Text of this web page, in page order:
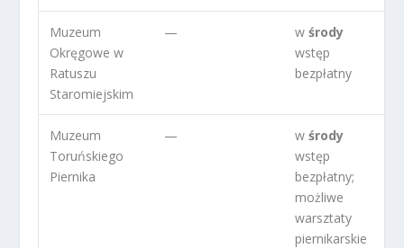
Muzeum
Okręgowe w
Ratuszu
Staromiejskim
— wśrody
wstęp
bezpłatny
Muzeum
Toruńskiego
Piernika
— wśrody
wstęp
bezpłatny;
możliwe
warsztaty
piernikarskie